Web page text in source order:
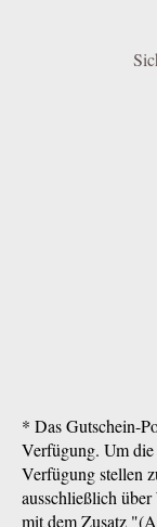
* Das Gutschein-
Verfügung. Um
Verfügung stellen
ausschließlich
mit dem Zusatz